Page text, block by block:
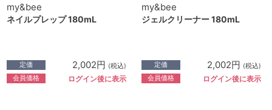
my&bee
ネイルプレップ 180mL
定価 2,002円 (税込)
会員価格 ログイン後に表示
my&bee
ジェルクリーナー 180mL
定価 2,002円 (税込)
会員価格 ログイン後に表示